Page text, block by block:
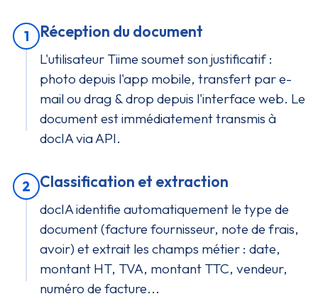
1 Réception du document
L'utilisateur Tiime soumet son justificatif :
photo depuis l'app mobile, transfert par e-
mail ou drag & drop depuis l'interface web. Le
document est immédiatement transmis à
docIA via API.
2 Classification et extraction
docIA identifie automatiquement le type de
document (facture fournisseur, note de frais,
avoir) et extrait les champs métier : date,
montant HT, TVA, montant TTC, vendeur,
numéro de facture...